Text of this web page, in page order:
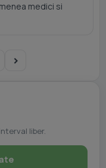
medici si
liber.